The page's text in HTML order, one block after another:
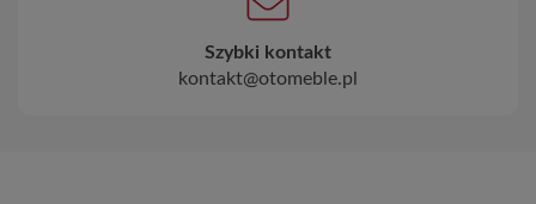
Szybki kontakt
kontakt@otomeble.pl